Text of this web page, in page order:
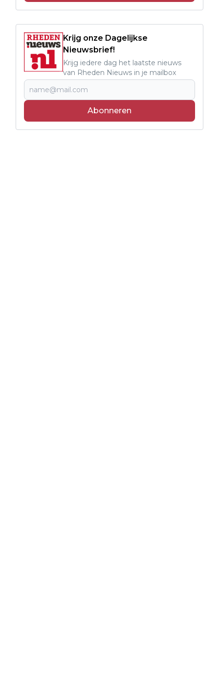
Krijg onze Dagelijkse
Nieuwsbrief!
Krijg iedere dag het laatste nieuws
van Rheden Nieuws in je mailbox
Abonneren